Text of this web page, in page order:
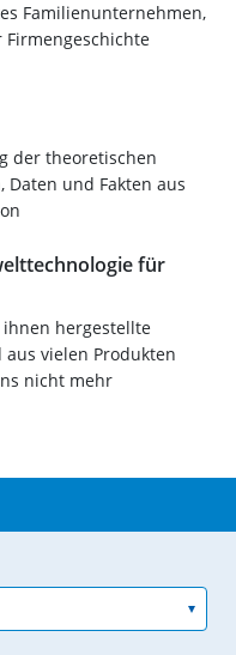
Familienunternehmen,
der theoretischen
Daten und Fakten aus
für
hergestellte
vielen Produkten
nicht mehr